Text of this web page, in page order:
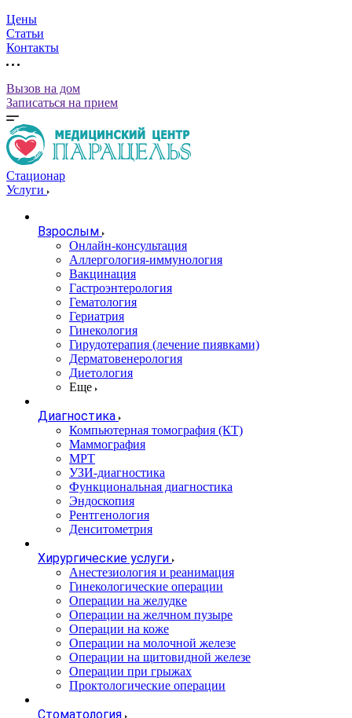
Цены
Статьи
Контакты
Вызов на дом
Записаться на прием
Стационар
Услуги
Взрослым
Онлайн-консультация
Аллергология-иммунология
Вакцинация
Гастроэнтерология
Гематология
Гериатрия
Гинекология
Гирудотерапия (лечение пиявками)
Дерматовенерология
Диетология
Еще
Диагностика
Компьютерная томография (КТ)
Маммография
МРТ
УЗИ-диагностика
Функциональная диагностика
Эндоскопия
Рентгенология
Денситометрия
Хирургические услуги
Анестезиология и реанимация
Гинекологические операции
Операции на желудке
Операции на желчном пузыре
Операции на коже
Операции на молочной железе
Операции на щитовидной железе
Операции при грыжах
Проктологические операции
Стоматология